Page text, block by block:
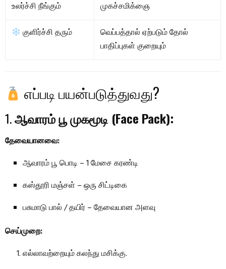
உலர்ச்சி நீங்கும்
முகச்சமிக்ஞை
குளிர்ச்சி தரும்
வெப்பத்தால் ஏற்படும் தோல்
பாதிப்புகள் குறையும்
எப்படி பயன்படுத்துவது?
1.ஆவாரம் பூ முகமூடி (Face Pack):
தேவையானவை:
ஆவாரம் பூ பொடி – 1 மேசை கரண்டி
கஸ்தூரி மஞ்சள் – ஒரு சிட்டிகை
பசுமாடு பால் / தயிர் – தேவையான அளவு
செய்முறை:
எல்லாவற்றையும் கலந்து மசிக்கு.